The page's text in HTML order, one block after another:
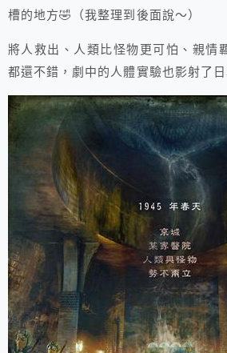
槽的地方🤣（我整理到後面說～）
將人救出、人類比怪物更可怕、親情
都還不錯，劇中的人體實驗也影射了